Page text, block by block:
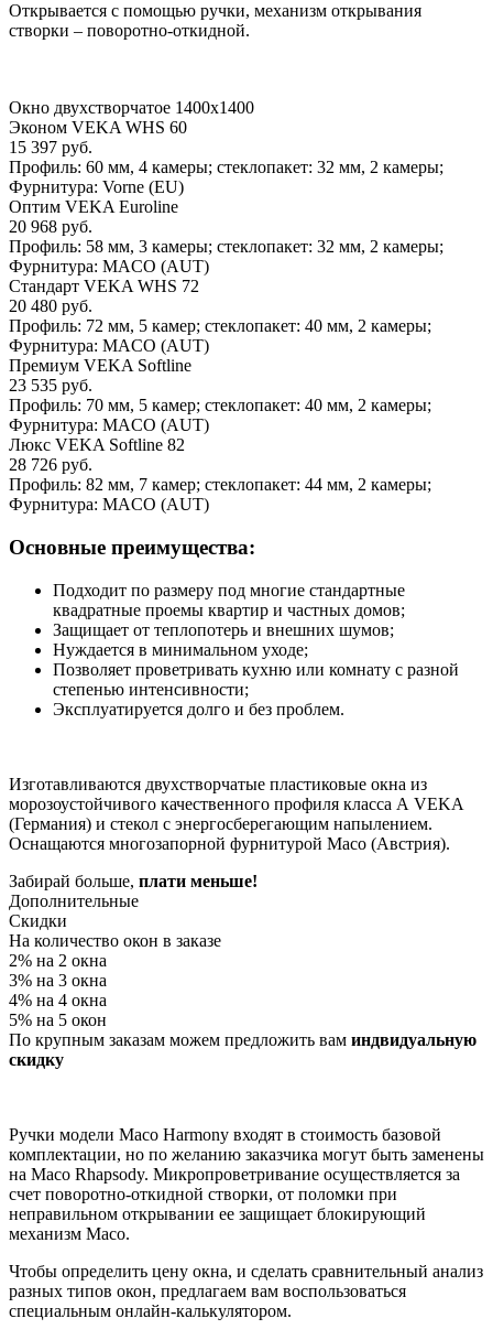
Открывается с помощью ручки, механизм открывания
створки – поворотно-откидной.
Окно двухстворчатое 1400х1400
Эконом VEKA WHS 60
15 397 руб.
Профиль: 60 мм, 4 камеры; стеклопакет: 32 мм, 2 камеры;
Фурнитура: Vorne (EU)
Оптим VEKA Euroline
20 968 руб.
Профиль: 58 мм, 3 камеры; стеклопакет: 32 мм, 2 камеры;
Фурнитура: MACO (AUT)
Стандарт VEKA WHS 72
20 480 руб.
Профиль: 72 мм, 5 камер; стеклопакет: 40 мм, 2 камеры;
Фурнитура: MACO (AUT)
Премиум VEKA Softline
23 535 руб.
Профиль: 70 мм, 5 камер; стеклопакет: 40 мм, 2 камеры;
Фурнитура: MACO (AUT)
Люкс VEKA Softline 82
28 726 руб.
Профиль: 82 мм, 7 камер; стеклопакет: 44 мм, 2 камеры;
Фурнитура: MACO (AUT)
Основные преимущества:
Подходит по размеру под многие стандартные
квадратные проемы квартир и частных домов;
Защищает от теплопотерь и внешних шумов;
Нуждается в минимальном уходе;
Позволяет проветривать кухню или комнату с разной
степенью интенсивности;
Эксплуатируется долго и без проблем.
Изготавливаются двухстворчатые пластиковые окна из
морозоустойчивого качественного профиля класса А VEKA
(Германия) и стекол с энергосберегающим напылением.
Оснащаются многозапорной фурнитурой Maco (Австрия).
Забирай больше, плати меньше!
Дополнительные
Скидки
На количество окон в заказе
2% на 2 окна
3% на 3 окна
4% на 4 окна
5% на 5 окон
По крупным заказам можем предложить вам индвидуальную
скидку
Ручки модели Maco Harmony входят в стоимость базовой
комплектации, но по желанию заказчика могут быть заменены
на Maco Rhapsody. Микропроветривание осуществляется за
счет поворотно-откидной створки, от поломки при
неправильном открывании ее защищает блокирующий
механизм Maco.
Чтобы определить цену окна, и сделать сравнительный анализ
разных типов окон, предлагаем вам воспользоваться
специальным онлайн-калькулятором.